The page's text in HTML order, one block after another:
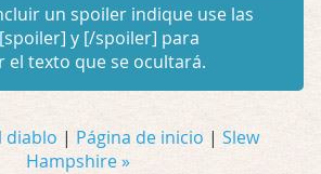
un spoiler indique use las
[spoiler] y [/spoiler] para
el texto que se ocultará.
diablo | Página de inicio | Slew
Hampshire »